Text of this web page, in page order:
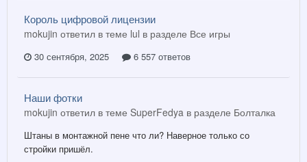
Король цифровой лицензии
mokujin ответил в теме lul в разделе Все игры
30 сентября, 2025 6 557 ответов
Наши фотки
mokujin ответил в теме SuperFedya в разделе Болталка
Штаны в монтажной пене что ли? Наверное только со
стройки пришёл.